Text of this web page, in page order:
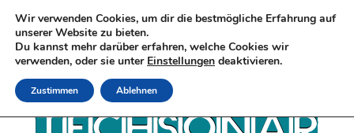
Wir verwenden Cookies, um dir die bestmögliche Erfahrung auf
unserer Website zu bieten.
Du kannst mehr darüber erfahren, welche Cookies wir
verwenden, oder sie unter Einstellungen deaktivieren.
Zustimmen Ablehnen